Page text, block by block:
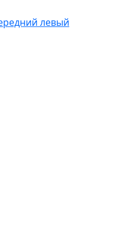
левый